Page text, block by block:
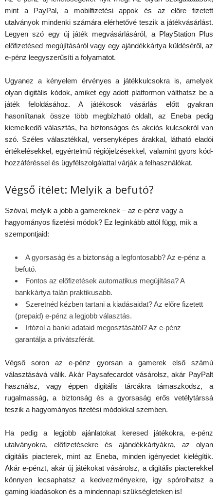
mint a PayPal, a mobilfizetési appok és az előre fizetett
utalványok mindenki számára elérhetővé teszik a játékvásárlást.
Legyen szó egy új játék megvásárlásáról, a PlayStation Plus
előfizetésed megújításáról vagy egy ajándékkártya küldéséről, az
e-pénz leegyszerűsíti a folyamatot.
Ugyanez a kényelem érvényes a játékkulcsokra is, amelyek
olyan digitális kódok, amiket egy adott platformon válthatsz be a
játék feloldásához. A játékosok vásárlás előtt gyakran
hasonlítanak össze több megbízható oldalt, az Eneba pedig
kiemelkedő választás, ha biztonságos és akciós kulcsokról van
szó. Széles választékkal, versenyképes árakkal, látható eladói
értékelésekkel, egyértelmű régiójelzésekkel, valamint gyors kód-
hozzáféréssel és ügyfélszolgálattal várják a felhasználókat.
Végső ítélet: Melyik a befutó?
Szóval, melyik a jobb a gamereknek – az e-pénz vagy a
hagyományos fizetési módok? Ez leginkább attól függ, mik a
szempontjaid:
A gyorsaság és a biztonság a legfontosabb? Az e-pénz a
befutó.
Fontos az előfizetések automatikus megújítása? A
bankkártya talán praktikusabb.
Szeretnéd kézben tartani a kiadásaidat? Az előre fizetett
(prepaid) e-pénz a legjobb választás.
Irtózol a banki adataid megosztásától? Az e-pénz
garantálja a privátszférát.
Végső soron az e-pénz gyorsan a gamerek első számú
választásává válik. Akár Paysafecardot vásárolsz, akár PayPalt
használsz, vagy éppen digitális tárcákra támaszkodsz, a
rugalmasság, a biztonság és a gyorsaság erős vetélytárssá
teszik a hagyományos fizetési módokkal szemben.
Ha pedig a legjobb ajánlatokat keresed játékokra, e-pénz
utalványokra, előfizetésekre és ajándékkártyákra, az olyan
digitális piacterek, mint az Eneba, minden igényedet kielégítik.
Akár e-pénzt, akár új játékokat vásárolsz, a digitális piacterekkel
könnyen lecsaphatsz a kedvezményekre, így spórolhatsz a
gaming kiadásokon és a mindennapi szükségleteken is!